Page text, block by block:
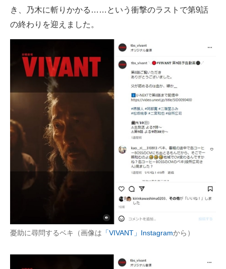
き、乃木に斬りかかる……という衝撃のラストで第9話
の終わりを迎えました。
憂助に尋問するベキ（画像は 「VIVANT」Instagramから）